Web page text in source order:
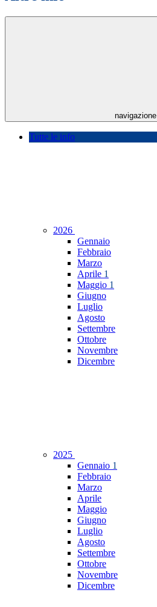
navigazione
Tutte le info
2026
Gennaio
Febbraio
Marzo
Aprile 1
Maggio 1
Giugno
Luglio
Agosto
Settembre
Ottobre
Novembre
Dicembre
2025
Gennaio 1
Febbraio
Marzo
Aprile
Maggio
Giugno
Luglio
Agosto
Settembre
Ottobre
Novembre
Dicembre